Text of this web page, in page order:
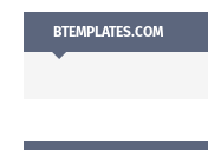
BTEMPLATES.COM